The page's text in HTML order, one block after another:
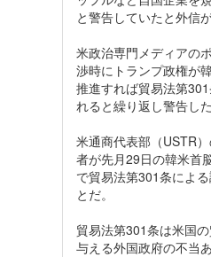
と警告していたと外信
米政治専門メディアの
渉時にトランプ政権が
推進すれば貿易法第
れると繰り返し警告し
米通商代表部（USTR
者が先月29日の韓米首
で貿易法第301条によ
とだ。
貿易法第301条は米国
与える外国政府の不当